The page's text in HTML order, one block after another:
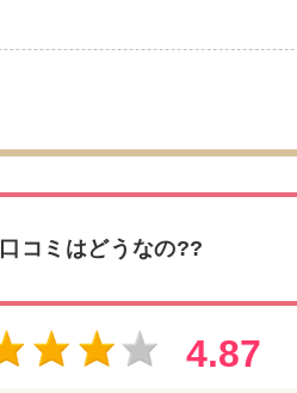
口コミはどうなの??
4.87